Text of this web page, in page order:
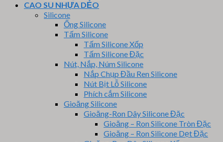
CAO SU NHỰA DẺO
Silicone
Ống Silicone
Tấm Silicone
Tấm Silicone Xốp
Tấm Silicone Đặc
Nút, Nắp, Núm Silicone
Nắp Chụp Đầu Ren Silicone
Nút Bịt Lỗ Silicone
Phích cắm Silicone
Gioăng Silicone
Gioăng-Ron Dây Silicone Đặc
Gioăng – Ron Silicone Tròn Đặc
Gioăng – Ron Silicone Dẹt Đặc